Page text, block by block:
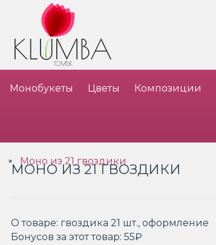
Монобукеты Цветы Композиции
» Моно из 21 гвоздики
МОНО ИЗ 21 ГВОЗДИКИ
О товаре: гвоздика 21 шт., оформление
Бонусов за этот товар: 55₽